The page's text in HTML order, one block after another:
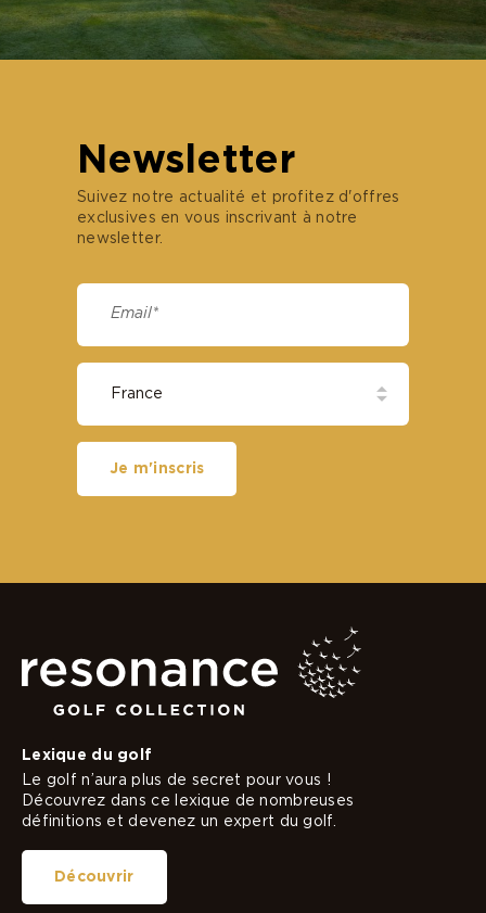
Lexique du golf
Le golf n’aura plus de secret pour vous !
Découvrez dans ce lexique de nombreuses
définitions et devenez un expert du golf.
Découvrir
Newsletter
Suivez notre actualité et profitez d'offres
exclusives en vous inscrivant à notre
newsletter.
Je m'inscris